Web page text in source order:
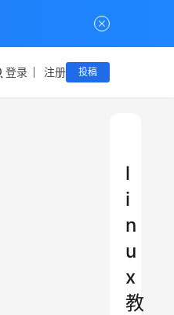
登录 注册 投稿
l
i
n
u
x
教